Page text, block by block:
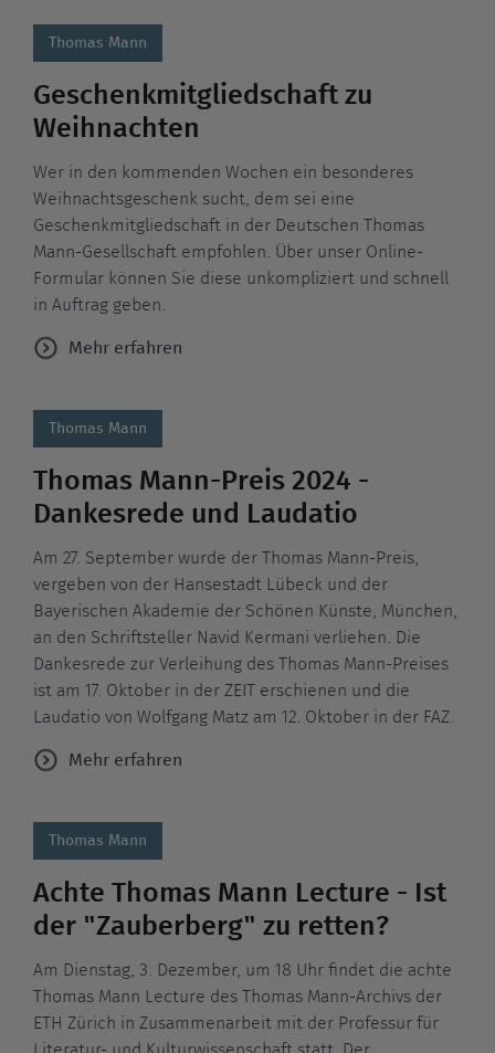
Thomas Mann
Geschenkmitgliedschaft zu
Weihnachten
Wer in den kommenden Wochen ein besonderes
Weihnachtsgeschenk sucht, dem sei eine
Geschenkmitgliedschaft in der Deutschen Thomas
Mann-Gesellschaft empfohlen. Über unser Online-
Formular können Sie diese unkompliziert und schnell
in Auftrag geben.
Mehr erfahren
Thomas Mann
Thomas Mann-Preis 2024 -
Dankesrede und Laudatio
Am 27. September wurde der Thomas Mann-Preis,
vergeben von der Hansestadt Lübeck und der
Bayerischen Akademie der Schönen Künste, München,
an den Schriftsteller Navid Kermani verliehen. Die
Dankesrede zur Verleihung des Thomas Mann-Preises
ist am 17. Oktober in der ZEIT erschienen und die
Laudatio von Wolfgang Matz am 12. Oktober in der FAZ.
Mehr erfahren
Thomas Mann
Achte Thomas Mann Lecture - Ist
der "Zauberberg" zu retten?
Am Dienstag, 3. Dezember, um 18 Uhr findet die achte
Thomas Mann Lecture des Thomas Mann-Archivs der
ETH Zürich in Zusammenarbeit mit der Professur für